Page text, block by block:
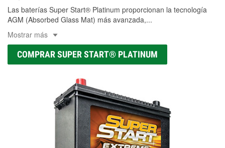
Las baterías Super Start® Platinum proporcionan la tecnología
AGM (Absorbed Glass Mat) más avanzada,...
Mostrar más
COMPRAR SUPER START® PLATINUM